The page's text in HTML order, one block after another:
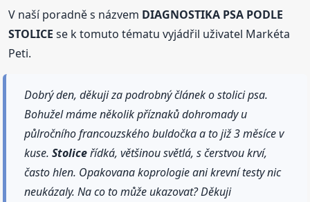
V naší poradně s názvem DIAGNOSTIKA PSA PODLE
STOLICE se k tomuto tématu vyjádřil uživatel Markéta
Peti.
Dobrý den, děkuji za podrobný článek o stolici psa.
Bohužel máme několik příznaků dohromady u
půlročního francouzského buldočka a to již 3 měsíce v
kuse.Stoliceřídká, většinou světlá, s čerstvou krví,
často hlen. Opakovana koprologie ani krevní testy nic
neukázaly. Na co to může ukazovat? Děkuji